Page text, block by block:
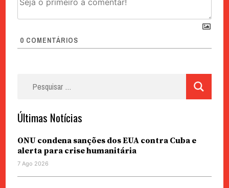
0 COMENTÁRIOS
Últimas Notícias
ONU condena sanções dos EUA contra Cuba e
alerta para crise humanitária
7 Ago 2026